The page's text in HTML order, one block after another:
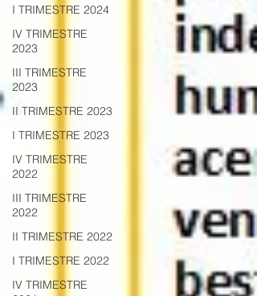
I TRIMESTRE 2024
IV TRIMESTRE
2023
III TRIMESTRE
2023
II TRIMESTRE 2023
I TRIMESTRE 2023
IV TRIMESTRE
2022
III TRIMESTRE
2022
II TRIMESTRE 2022
I TRIMESTRE 2022
IV TRIMESTRE